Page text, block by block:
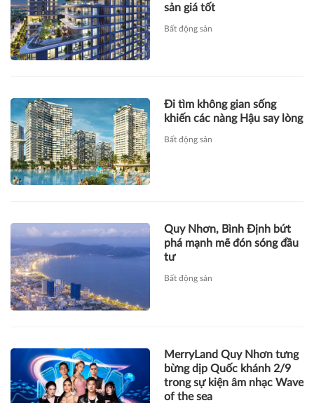
sản giá tốt
Bất động sản
Đi tìm không gian sống
khiến các nàng Hậu say lòng
Bất động sản
Quy Nhơn, Bình Định bứt
phá mạnh mẽ đón sóng đầu
tư
Bất động sản
MerryLand Quy Nhơn tưng
bừng dịp Quốc khánh 2/9
trong sự kiện âm nhạc Wave
of the sea